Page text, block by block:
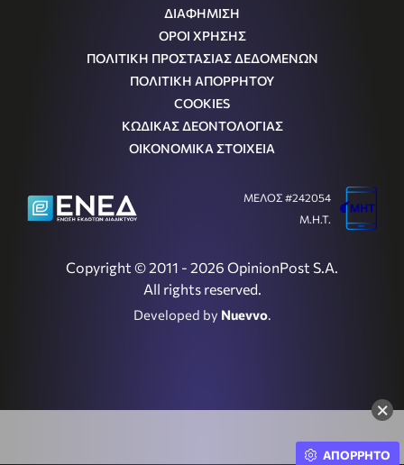
×
ΔΙΑΦΗΜΙΣΗ
ΟΡΟΙ ΧΡΗΣΗΣ
ΠΟΛΙΤΙΚΗ ΠΡΟΣΤΑΣΙΑΣ ΔΕΔΟΜΕΝΩΝ
ΠΟΛΙΤΙΚΗ ΑΠΟΡΡΗΤΟΥ
COOKIES
ΚΩΔΙΚΑΣ ΔΕΟΝΤΟΛΟΓΙΑΣ
ΟΙΚΟΝΟΜΙΚΑ ΣΤΟΙΧΕΙΑ
Copyright © 2011 - 2026 OpinionPost S.A.
All rights reserved.
Developed by Nuevvo.
ΜΕΛΟΣ #242054
Μ.Η.Τ.
ΑΠΟΡΡΗΤΟ